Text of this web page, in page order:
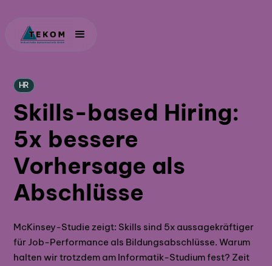
HR
Skills-based Hiring:
5x bessere
Vorhersage als
Abschlüsse
McKinsey-Studie zeigt: Skills sind 5x aussagekräftiger
für Job-Performance als Bildungsabschlüsse. Warum
halten wir trotzdem am Informatik-Studium fest? Zeit